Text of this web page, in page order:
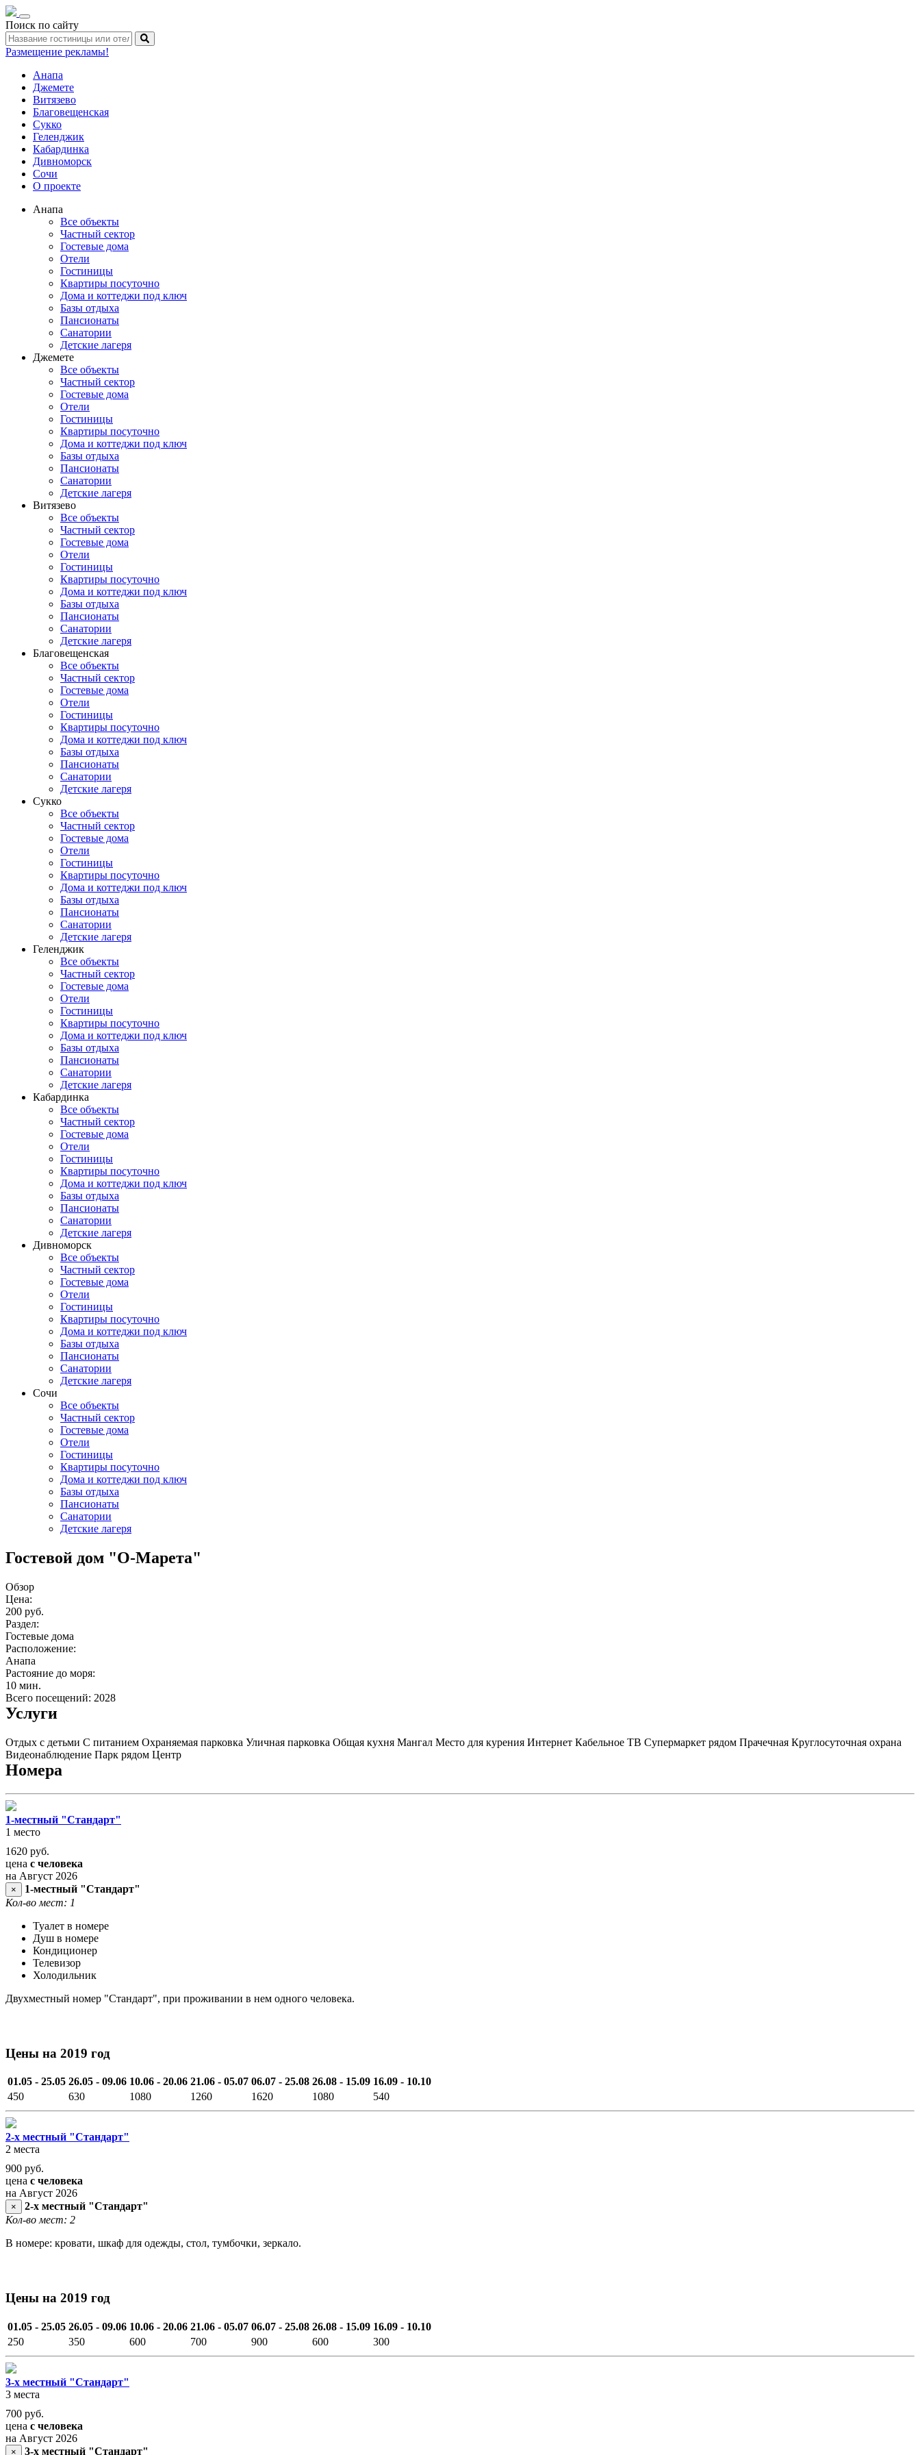
Toggle
navigation
Поиск по сайту
Размещение рекламы!
Анапа
Джемете
Витязево
Благовещенская
Сукко
Геленджик
Кабардинка
Дивноморск
Сочи
О проекте
Анапа
Все объекты
Частный сектор
Гостевые дома
Отели
Гостиницы
Квартиры посуточно
Дома и коттеджи под ключ
Базы отдыха
Пансионаты
Санатории
Детские лагеря
Джемете
Все объекты
Частный сектор
Гостевые дома
Отели
Гостиницы
Квартиры посуточно
Дома и коттеджи под ключ
Базы отдыха
Пансионаты
Санатории
Детские лагеря
Витязево
Все объекты
Частный сектор
Гостевые дома
Отели
Гостиницы
Квартиры посуточно
Дома и коттеджи под ключ
Базы отдыха
Пансионаты
Санатории
Детские лагеря
Благовещенская
Все объекты
Частный сектор
Гостевые дома
Отели
Гостиницы
Квартиры посуточно
Дома и коттеджи под ключ
Базы отдыха
Пансионаты
Санатории
Детские лагеря
Сукко
Все объекты
Частный сектор
Гостевые дома
Отели
Гостиницы
Квартиры посуточно
Дома и коттеджи под ключ
Базы отдыха
Пансионаты
Санатории
Детские лагеря
Геленджик
Все объекты
Частный сектор
Гостевые дома
Отели
Гостиницы
Квартиры посуточно
Дома и коттеджи под ключ
Базы отдыха
Пансионаты
Санатории
Детские лагеря
Кабардинка
Все объекты
Частный сектор
Гостевые дома
Отели
Гостиницы
Квартиры посуточно
Дома и коттеджи под ключ
Базы отдыха
Пансионаты
Санатории
Детские лагеря
Дивноморск
Все объекты
Частный сектор
Гостевые дома
Отели
Гостиницы
Квартиры посуточно
Дома и коттеджи под ключ
Базы отдыха
Пансионаты
Санатории
Детские лагеря
Сочи
Все объекты
Частный сектор
Гостевые дома
Отели
Гостиницы
Квартиры посуточно
Дома и коттеджи под ключ
Базы отдыха
Пансионаты
Санатории
Детские лагеря
Гостевой дом "О-Марета"
Обзор
Цена:
200 руб.
Раздел:
Гостевые дома
Расположение:
Анапа
Растояние до моря:
10 мин.
Всего посещений: 2028
Услуги
Отдых с детьми С питанием Охраняемая парковка Уличная парковка Общая кухня Мангал Место для курения Интернет Кабельное ТВ Супермаркет рядом Прачечная Круглосуточная охрана
Видеонаблюдение Парк рядом Центр
Номера
1-местный "Стандарт"
1 место
1620 руб.
цена с человека
на Август 2026
×
1-местный "Стандарт"
Кол-во мест: 1
Туалет в номере
Душ в номере
Кондиционер
Телевизор
Холодильник
Двухместный номер "Стандарт", при проживании в нем одного человека.
Цены на 2019 год
01.05 - 25.05 26.05 - 09.06 10.06 - 20.06 21.06 - 05.07 06.07 - 25.08 26.08 - 15.09 16.09 - 10.10
450
630 1080 1260 1620 1080 540
2-х местный "Стандарт"
2 места
900 руб.
цена с человека
на Август 2026
×
2-х местный "Стандарт"
Кол-во мест: 2
В номере: кровати, шкаф для одежды, стол, тумбочки, зеркало.
Цены на 2019 год
01.05 - 25.05 26.05 - 09.06 10.06 - 20.06 21.06 - 05.07 06.07 - 25.08 26.08 - 15.09 16.09 - 10.10
250
350 600 700 900 600 300
3-х местный "Стандарт"
3 места
700 руб.
цена с человека
на Август 2026
× 3-х местный "Стандарт"